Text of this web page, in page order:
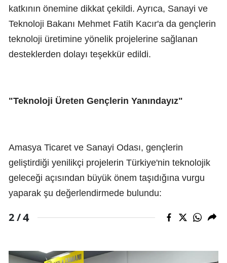
katkının önemine dikkat çekildi. Ayrıca, Sanayi ve
Teknoloji Bakanı Mehmet Fatih Kacır'a da gençlerin
teknoloji üretimine yönelik projelerine sağlanan
desteklerden dolayı teşekkür edildi.
"Teknoloji Üreten Gençlerin Yanındayız"
Amasya Ticaret ve Sanayi Odası, gençlerin
geliştirdiği yenilikçi projelerin Türkiye'nin teknolojik
geleceği açısından büyük önem taşıdığına vurgu
yaparak şu değerlendirmede bulundu:
2 /4